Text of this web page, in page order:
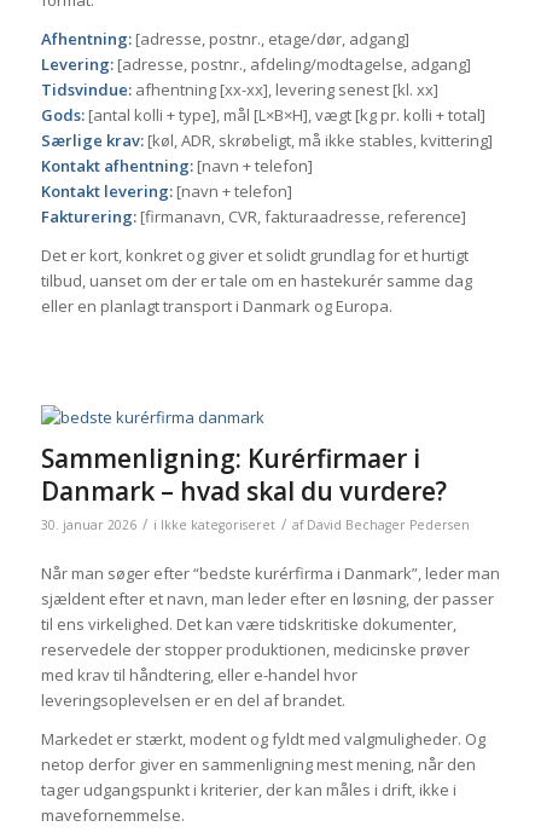
Afhentning:[adresse, postnr., etage/dør, adgang]
Levering:[adresse, postnr., afdeling/modtagelse, adgang]
Tidsvindue:afhentning [xx-xx], levering senest [kl. xx]
Gods:[antal kolli + type], mål [L×B×H], vægt [kg pr. kolli + total]
Særlige krav:[køl, ADR, skrøbeligt, må ikke stables, kvittering]
Kontakt afhentning:[navn + telefon]
Kontakt levering:[navn + telefon]
Fakturering:[firmanavn, CVR, fakturaadresse, reference]
Det er kort, konkret og giver et solidt grundlag for et hurtigt
tilbud, uanset om der er tale om en hastekurér samme dag
eller en planlagt transport i Danmark og Europa.
Sammenligning: Kurérfirmaer i
Danmark – hvad skal du vurdere?
30. januar 2026 / i Ikke kategoriseret / af David Bechager Pedersen
Når man søger efter “bedste kurérfirma i Danmark”, leder man
sjældent efter et navn, man leder efter en løsning, der passer
til ens virkelighed. Det kan være tidskritiske dokumenter,
reservedele der stopper produktionen, medicinske prøver
med krav til håndtering, eller e-handel hvor
leveringsoplevelsen er en del af brandet.
Markedet er stærkt, modent og fyldt med valgmuligheder. Og
netop derfor giver en sammenligning mest mening, når den
tager udgangspunkt i kriterier, der kan måles i drift, ikke i
mavefornemmelse.